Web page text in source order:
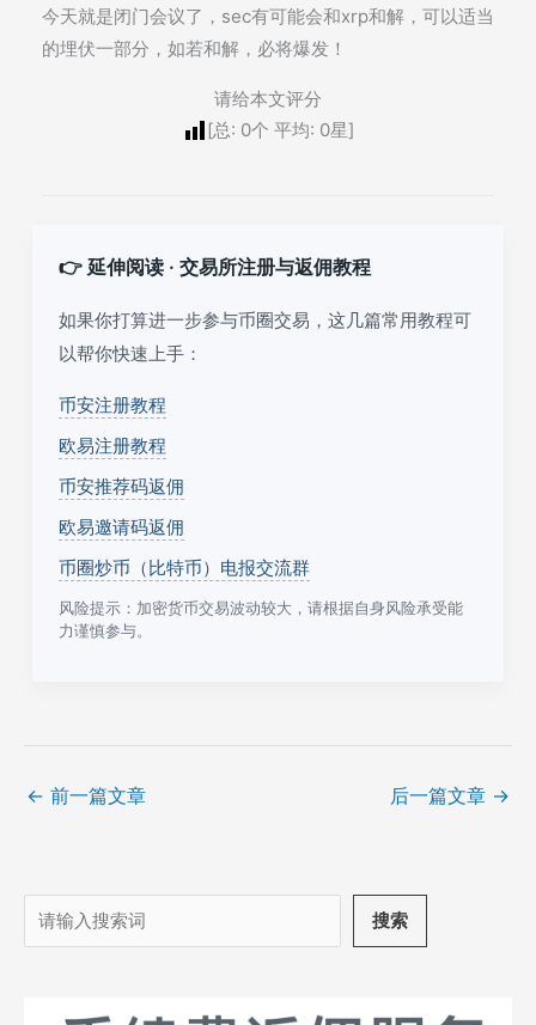
今天就是闭门会议了，sec有可能会和xrp和解，可以适当
的埋伏一部分，如若和解，必将爆发！
请给本文评分
[总: 0个 平均: 0星]
👉 延伸阅读 · 交易所注册与返佣教程
如果你打算进一步参与币圈交易，这几篇常用教程可
以帮你快速上手：
币安注册教程
欧易注册教程
币安推荐码返佣
欧易邀请码返佣
币圈炒币（比特币）电报交流群
风险提示：加密货币交易波动较大，请根据自身风险承受能
力谨慎参与。
← 前一篇文章 后一篇文章 →
搜
索
搜索